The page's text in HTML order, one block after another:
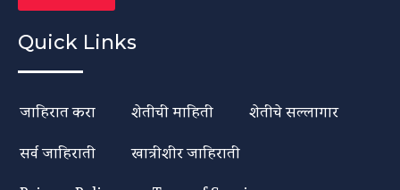
Quick Links
जाहिरात करा शेतीची माहिती
शेतीचे सल्लागार
सर्व जाहिराती
खात्रीशीर जाहिराती